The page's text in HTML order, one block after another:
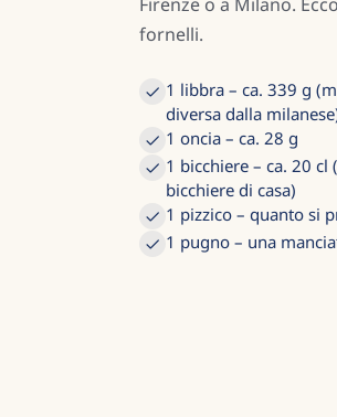
Firenze o a Milano.
fornelli.
1 libbra – ca. 339 g
diversa dalla
1 oncia – ca. 28 g
1 bicchiere – ca. 20
bicchiere di casa)
1 pizzico – quanto si
1 pugno – una